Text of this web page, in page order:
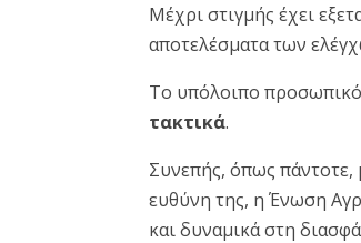
Μέχρι στιγμής έχει
αποτελέσματα των
Το υπόλοιπο προσωπικό
τακτικά.
Συνεπής, όπως πάντοτε,
ευθύνη της, η Ένωση
και δυναμικά στη